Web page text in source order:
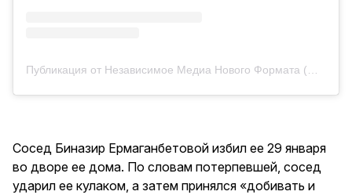
Сосед Биназир Ермаганбетовой избил ее 29 января
во дворе ее дома. По словам потерпевшей, сосед
ударил ее кулаком, а затем принялся «добивать и